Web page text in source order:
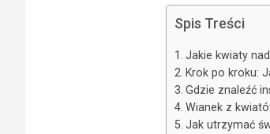
Spis Treści
Jakie kwiaty
Krok po kroku:
Gdzie znaleźć
Wianek z
Jak utrzymać